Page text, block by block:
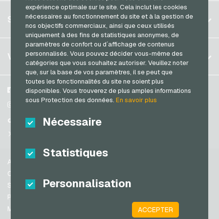
expérience optimale sur le site. Cela inclut les cookies
nécessaires au fonctionnement du site et à la gestion de
nos objectifs commerciaux, ainsi que ceux utilisés
uniquement à des fins de statistiques anonymes, de
paramètres de confort ou d´affichage de contenus
personnalisés. Vous pouvez décider vous-même des
catégories que vous souhaitez autoriser. Veuillez noter
que, sur la base de vos paramètres, il se peut que
toutes les fonctionnalités du site ne soient plus
disponibles. Vous trouverez de plus amples informations
sous Protection des données.En savoir plus
Nécessaire
Statistiques
Personnalisation
ACCEPTER
Allemagne (DE)
Allemagne (EN)
France
Italie
Pays-bas
Autriche
Portugal
Suisse (DE)
Suisse (IT)
États-unis (EN)
S´inscrire
S´inscrire
Mon panier
SERVICE
FAQ
Méthodes de paiement
Conditions generales&Droit de retour
Protection des données
VGO-SHOP
A propos de nous
Partenaires
Facebook
Instagram
TikTok
Aide
Conditions generales
Sécurité & vérification
Protection des données
Mentions légales